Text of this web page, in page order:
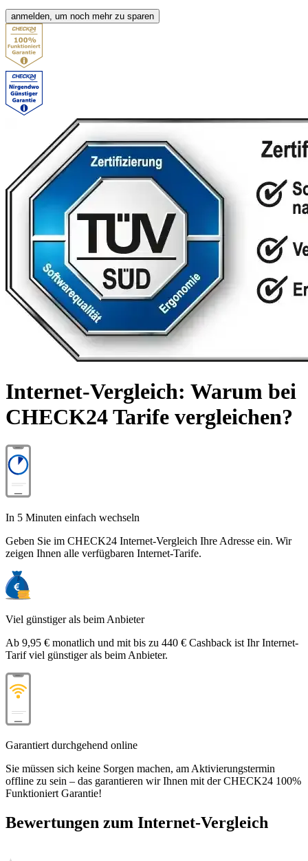
anmelden, um noch mehr zu sparen
Internet-Vergleich: Warum bei
CHECK24 Tarife vergleichen?
In 5 Minuten einfach wechseln
Geben Sie im CHECK24 Internet-Vergleich Ihre Adresse ein. Wir
zeigen Ihnen alle verfügbaren Internet-Tarife.
Viel günstiger als beim Anbieter
Ab 9,95 € monatlich und mit bis zu 440 € Cashback ist Ihr Internet-
Tarif viel günstiger als beim Anbieter.
Garantiert durchgehend online
Sie müssen sich keine Sorgen machen, am Aktivierungstermin
offline zu sein – das garantieren wir Ihnen mit der CHECK24 100%
Funktioniert Garantie!
Bewertungen zum Internet-Vergleich